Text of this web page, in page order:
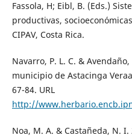
Fassola, H; Eibl, B. (Eds.)
productivas,
CIPAV, Costa Rica.
Navarro, P. L. C. &
municipio de Astacinga
67-84. URL
http://
Noa, M. A. & Castañeda, N. I.